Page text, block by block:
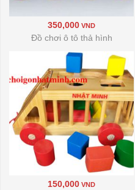
350,000 VND
Đồ chơi ô tô thả hình
150,000 VND